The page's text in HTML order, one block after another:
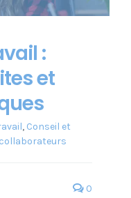
:
et
, Conseil et
0